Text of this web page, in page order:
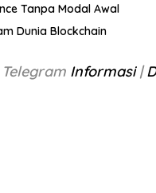
Tanpa Modal Awal
Dunia Blockchain
Informasi|